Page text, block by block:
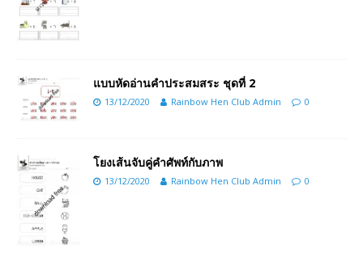
แบบหัดอ่านคำประสมสระ ชุดที่ 2
13/12/2020 Rainbow Hen Club Admin 0
โยงเส้นจับคู่คำศัพท์กับภาพ
13/12/2020 Rainbow Hen Club Admin 0